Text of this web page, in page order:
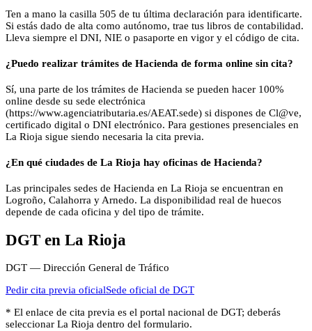
Ten a mano la casilla 505 de tu última declaración para identificarte.
Si estás dado de alta como autónomo, trae tus libros de contabilidad.
Lleva siempre el DNI, NIE o pasaporte en vigor y el código de cita.
¿Puedo realizar trámites de Hacienda de forma online sin cita?
Sí, una parte de los trámites de Hacienda se pueden hacer 100%
online desde su sede electrónica
(https://www.agenciatributaria.es/AEAT.sede) si dispones de Cl@ve,
certificado digital o DNI electrónico. Para gestiones presenciales en
La Rioja sigue siendo necesaria la cita previa.
¿En qué ciudades de La Rioja hay oficinas de Hacienda?
Las principales sedes de Hacienda en La Rioja se encuentran en
Logroño, Calahorra y Arnedo. La disponibilidad real de huecos
depende de cada oficina y del tipo de trámite.
DGT en La Rioja
DGT — Dirección General de Tráfico
Pedir cita previa oficialSede oficial de DGT
* El enlace de cita previa es el portal nacional de DGT; deberás
seleccionar La Rioja dentro del formulario.